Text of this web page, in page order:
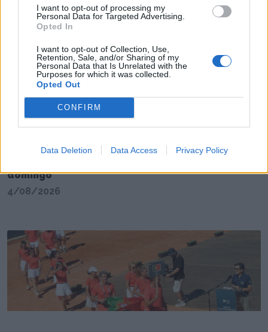
I want to opt-out of processing my
Personal Data for Targeted Advertising.
Opted In
I want to opt-out of Collection, Use,
Retention, Sale, and/or Sharing of my
Personal Data that Is Unrelated with the
Purposes for which it was collected.
Opted Out
CONFIRM
Data Deletion Data Access Privacy Policy
5/08/2026
domingo
4/08/2026